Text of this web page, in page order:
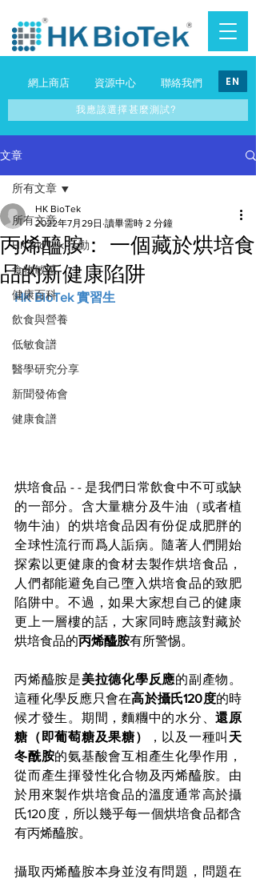
網上商店 資源中心 聯絡我們 EN
我應該選擇甚麼測試?
文章
所有文章
HK BioTek 活動
食物敏感
健康百科
飲食與營養
低敏食譜
醫學研究分享
新聞發佈會
健康食譜
所有文章
丙烯醯胺： 一個藏於烘培食
品的新健康陷阱
HK BioTek
2022年7月29日 讀畢需時 2 分鐘
HK BioTek 實習生
烘培食品 - - 是我們日常飲食中不可或缺
的一部分。含大量糖分及牛油（或者植
物牛油）的烘培食品因有份促成肥胖的
全球性流行而爲人詬病。 隨著人們開始
探索以更健康的食材去製作烘培食品 ，
人們都能避免自己墮入烘培食品的致肥
陷阱中。不過，如果大家想自己的健康
更上一層樓的話，大家同時應該對藏於
烘培食品的丙烯醯胺有所警惕。
丙烯醯胺是美拉德化學反應的副產物。
這種化學反應只會在高於攝氏120度的時
候才發生。期間，麵糰中的水分、還原
糖（即葡萄糖及果糖）
，以及一種叫 天
冬酰胺的氨基酸會互相產生化學作用，
從而產生揮發性化合物及丙烯醯胺。由
於用來製作烘培食品的溫度通常高於攝
氏120度，所以幾乎每一個烘培食品都含
有丙烯醯胺。
攝取丙烯醯胺本身並沒有問題，問題在